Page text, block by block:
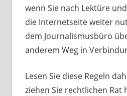
wenn Sie nach Lektüre
die Internetseite weiter
dem Journalismusbüro
anderem Weg in
Lesen Sie diese Regeln
ziehen Sie rechtlichen Rat